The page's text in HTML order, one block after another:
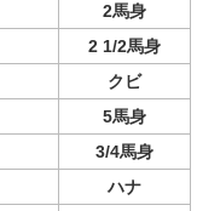
2馬身
2 1/2馬身
クビ
5馬身
3/4馬身
ハナ